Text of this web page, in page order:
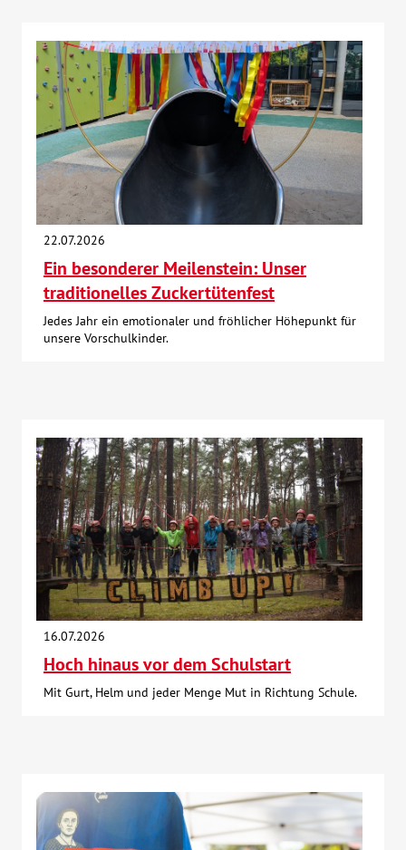
22.07.2026
Ein besonderer Meilenstein: Unser
traditionelles Zuckertütenfest
Jedes Jahr ein emotionaler und fröhlicher Höhepunkt für
unsere Vorschulkinder.
16.07.2026
Hoch hinaus vor dem Schulstart
Mit Gurt, Helm und jeder Menge Mut in Richtung Schule.